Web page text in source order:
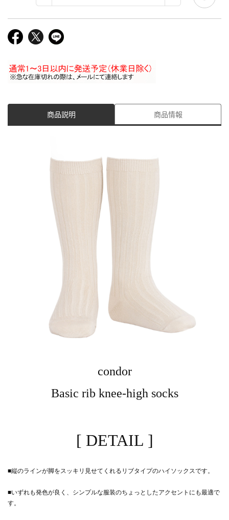
商品説明 商品情報
condor
Basic rib knee-high socks
[ DETAIL ]
■縦のラインが脚をスッキリ見せてくれるリブタイプのハイソックスです。
■いずれも発色が良く、シンプルな服装のちょっとしたアクセントにも最適で
す。